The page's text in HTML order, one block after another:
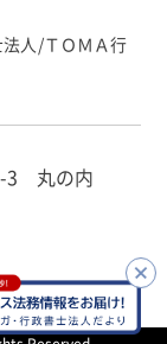
人/ＴＯＭＡ行
3 丸の内